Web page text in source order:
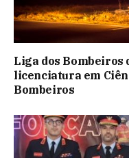
Liga dos Bombeiros
licenciatura em
Bombeiros